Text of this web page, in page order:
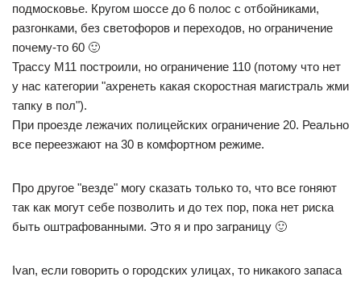
подмосковье. Кругом шоссе до 6 полос с отбойниками,
разгонками, без светофоров и переходов, но ограничение
почему-то 60 🙂
Трассу М11 построили, но ограничение 110 (потому что нет
у нас категории "ахренеть какая скоростная магистраль жми
тапку в пол").
При проезде лежачих полицейских ограничение 20. Реально
все переезжают на 30 в комфортном режиме.
Про другое "везде" могу сказать только то, что все гоняют
так как могут себе позволить и до тех пор, пока нет риска
быть оштрафованными. Это я и про заграницу 🙂
Ivan, если говорить о городских улицах, то никакого запаса